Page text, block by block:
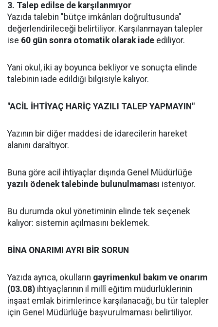
3. Talep edilse de karşılanmıyor
Yazıda talebin "bütçe imkânları doğrultusunda"
değerlendirileceği belirtiliyor. Karşılanmayan talepler
ise 60 gün sonra otomatik olarak iade ediliyor.
Yani okul, iki ay boyunca bekliyor ve sonuçta elinde
talebinin iade edildiği bilgisiyle kalıyor.
"ACİL İHTİYAÇ HARİÇ YAZILI TALEP YAPMAYIN"
Yazının bir diğer maddesi de idarecilerin hareket
alanını daraltıyor.
Buna göre acil ihtiyaçlar dışında Genel Müdürlüğe
yazılı ödenek talebinde bulunulmaması isteniyor.
Bu durumda okul yönetiminin elinde tek seçenek
kalıyor: sistemin açılmasını beklemek.
BİNA ONARIMI AYRI BİR SORUN
Yazıda ayrıca, okulların gayrimenkul bakım ve onarım
(03.08) ihtiyaçlarının il millî eğitim müdürlüklerinin
inşaat emlak birimlerince karşılanacağı, bu tür talepler
için Genel Müdürlüğe başvurulmaması belirtiliyor.